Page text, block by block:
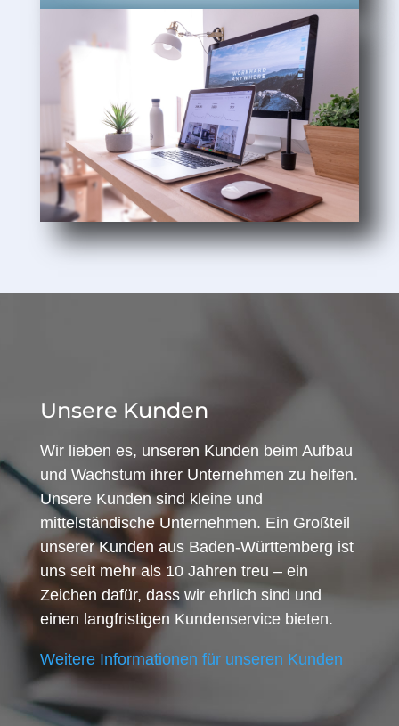
Unsere Kunden
Wir lieben es, unseren Kunden beim Aufbau
und Wachstum ihrer Unternehmen zu helfen.
Unsere Kunden sind kleine und
mittelständische Unternehmen. Ein Großteil
unserer Kunden aus Baden-Württemberg ist
uns seit mehr als 10 Jahren treu – ein
Zeichen dafür, dass wir ehrlich sind und
einen langfristigen Kundenservice bieten.
Weitere Informationen für unseren Kunden